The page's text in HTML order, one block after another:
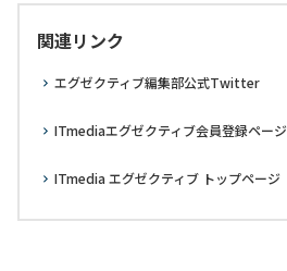
関連リンク
エグゼクティブ編集部公式Twitter
ITmediaエグゼクティブ会員登録ページ
ITmedia エグゼクティブ トップページ